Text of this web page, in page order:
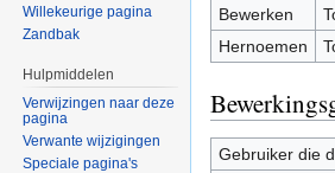
Bewerken
Hernoemen
Gebruiker die
Willekeurige pagina
Zandbak
Hulpmiddelen
Verwijzingen naar deze
pagina
Verwante wijzigingen
Speciale pagina's